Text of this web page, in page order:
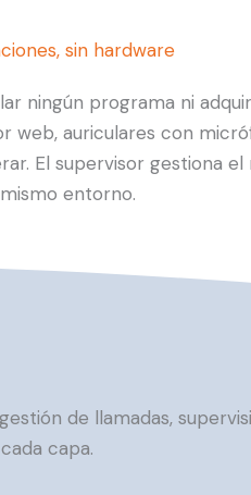
sin hardware
ningún programa ni
web, auriculares con
El supervisor gestiona
entorno.
de llamadas,
capa.